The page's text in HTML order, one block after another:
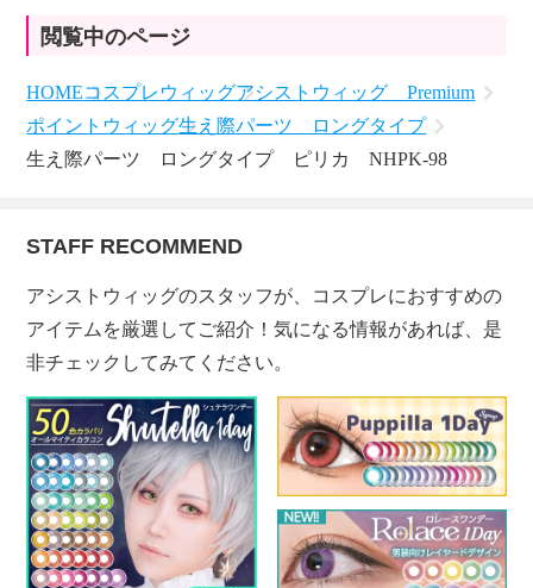
閲覧中のページ
HOMEコスプレウィッグアシストウィッグ Premium
ポイントウィッグ生え際パーツ ロングタイプ
生え際パーツ ロングタイプ ピリカ NHPK-98
STAFF RECOMMEND
アシストウィッグのスタッフが、コスプレにおすすめの
アイテムを厳選してご紹介！気になる情報があれば、是
非チェックしてみてください。